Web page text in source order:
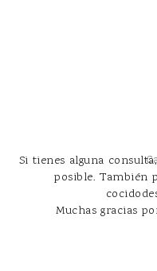
Si tienes alguna
posible. También
Muchas gracias